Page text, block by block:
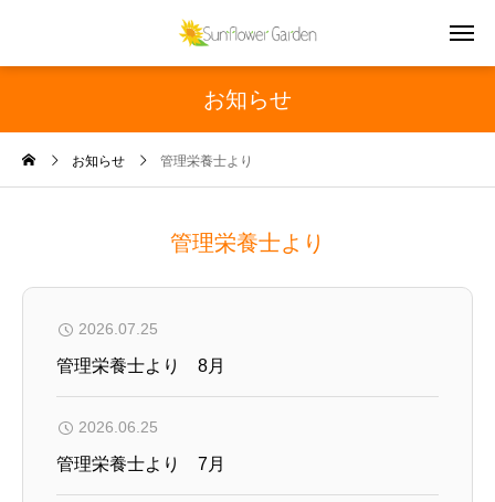
お知らせ
お知らせ 管理栄養士より
管理栄養士より
2026.07.25
管理栄養士より 8月
2026.06.25
管理栄養士より 7月